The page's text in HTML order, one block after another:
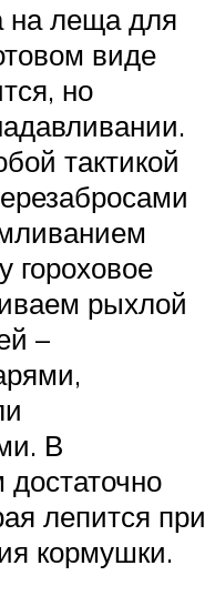
на леща для
виде
но
тактикой
гороховое
рыхлой
–
В
достаточно
лепится при
кормушки.